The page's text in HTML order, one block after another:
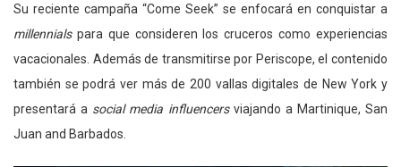
Su reciente campaña “Come Seek” se enfocará en conquistar a
millennialspara que consideren los cruceros como experiencias
vacacionales. Además de transmitirse por Periscope, el contenido
también se podrá ver más de 200 vallas digitales de New York y
presentará a social media influencersviajando a Martinique, San
Juan and Barbados.